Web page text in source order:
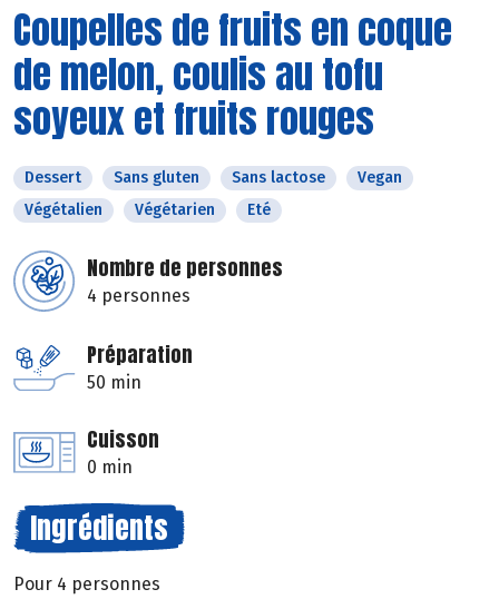
Coupelles de fruits en coque
de melon, coulis au tofu
soyeux et fruits rouges
Dessert Sans gluten Sans lactose
Vegan
Végétalien
Végétarien Eté
Nombre de personnes
4 personnes
Préparation
50 min
Cuisson
0 min
Ingrédients
Pour 4 personnes